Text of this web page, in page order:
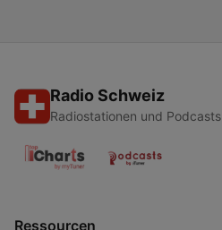
Radio Schweiz
Radiostationen und Podcasts
Ressourcen